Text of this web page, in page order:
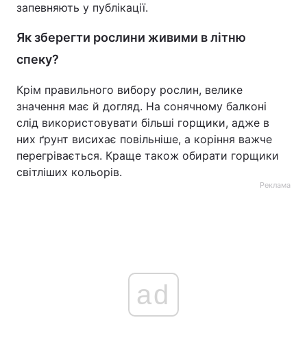
запевняють у публікації.
Як зберегти рослини живими в літню
спеку?
Крім правильного вибору рослин, велике
значення має й догляд. На сонячному балконі
слід використовувати більші горщики, адже в
них ґрунт висихає повільніше, а коріння важче
перегрівається. Краще також обирати горщики
світліших кольорів.
Реклама
ad